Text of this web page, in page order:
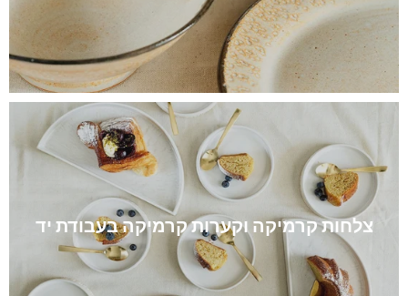
צלחות קרמיקה וקערות קרמיקה בעבודת יד